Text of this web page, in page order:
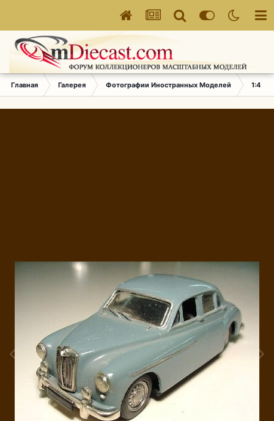
Главная Галерея Фотографии Иностранных Моделей 1:43